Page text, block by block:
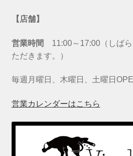
【店舗】
営業時間 11:00～17:00（しば
ただきます。）
毎週月曜日、木曜日、土曜日
営業カレンダーはこちら